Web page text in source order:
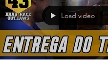
Load video